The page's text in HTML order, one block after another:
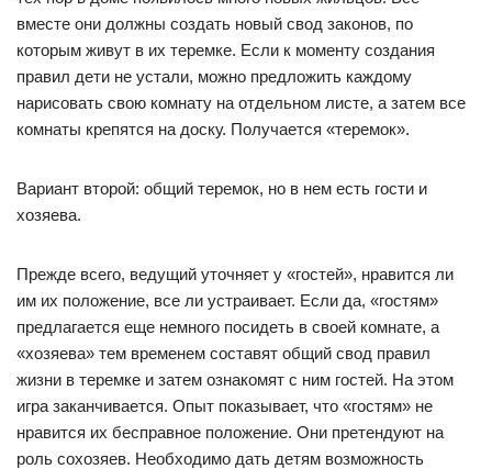
вместе они должны создать новый свод законов, по
которым живут в их теремке. Если к моменту создания
правил дети не устали, можно предложить каждому
нарисовать свою комнату на отдельном листе, а затем все
комнаты крепятся на доску. Получается «теремок».
Вариант второй: общий теремок, но в нем есть гости и
хозяева.
Прежде всего, ведущий уточняет у «гостей», нравится ли
им их положение, все ли устраивает. Если да, «гостям»
предлагается еще немного посидеть в своей комнате, а
«хозяева» тем временем составят общий свод правил
жизни в теремке и затем ознакомят с ним гостей. На этом
игра заканчивается. Опыт показывает, что «гостям» не
нравится их бесправное положение. Они претендуют на
роль сохозяев. Необходимо дать детям возможность